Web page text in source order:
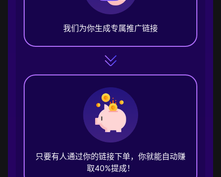
我们为你生成专属推广链接
只要有人通过你的链接下单，你就能自动赚
取40%提成！